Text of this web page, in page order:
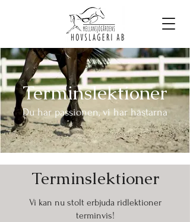
Terminslektioner
Du har passionen, vi har hästarna
Terminslektioner
Vi kan nu stolt erbjuda ridlektioner
terminvis!